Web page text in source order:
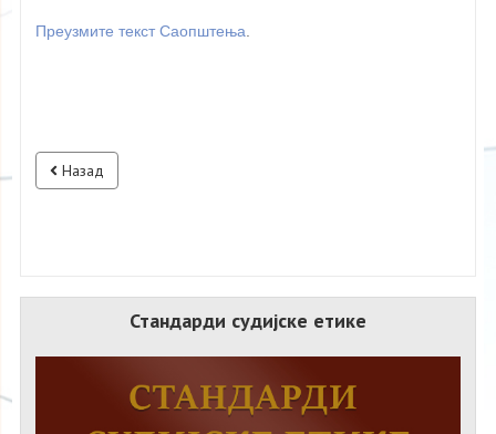
Преузмите текст Саопштења.
Назад
Стандарди судијске етике